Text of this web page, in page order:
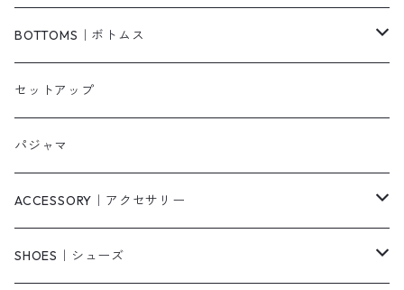
ベスト/チョッキ
タンクトップ/キャミソール
スウェット/パーカー
ニット/セーター
ベアトップ・チューブトップ
コート
カーディガン
ダウンコート
その他
柄
無地
ニットワンピース
ロングワンピース
シャツワンピース
BOTTOMS｜ボトムス
パンツ・デニム
ショートパンツ
スカート
その他
セットアップ
パジャマ
ACCESSORY｜アクセサリー
ピアス・リング
SHOES｜シューズ